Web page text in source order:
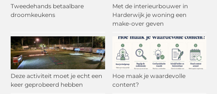
Tweedehands betaalbare
droomkeukens
Met de interieurbouwer in
Harderwijk je woning een
make-over geven
Deze activiteit moet je echt een
keer geprobeerd hebben
Hoe maak je waardevolle
content?